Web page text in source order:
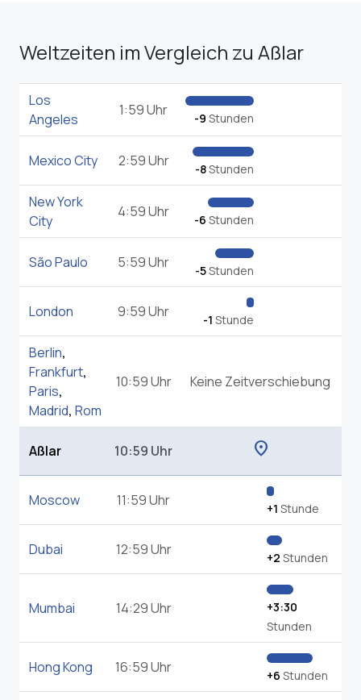
Weltzeiten im Vergleich zu Aßlar
Los
Angeles
1:59 Uhr -9 Stunden
Mexico City 2:59 Uhr -8Stunden
New York
City
4:59 Uhr -6 Stunden
São Paulo 5:59 Uhr -5Stunden
London 9:59 Uhr -1 Stunde
Berlin,
Frankfurt,
Paris,
Madrid, Rom
10:59 Uhr Keine Zeitverschiebung
Aßlar 10:59 Uhr location_on
Moscow 11:59 Uhr +1 Stunde
Dubai 12:59 Uhr +2 Stunden
Mumbai 14:29 Uhr
+3:30
Stunden
Hong Kong 16:59 Uhr +6 Stunden